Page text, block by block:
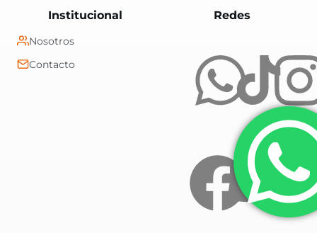
RedesCentral Shop es
Institucional
Nosotros
Contacto